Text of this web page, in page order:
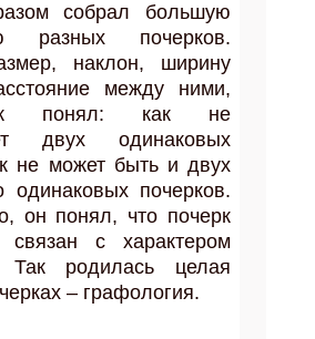
собрал большую
разных почерков.
наклон, ширину
между ними,
понял: как не
двух одинаковых
не может быть и двух
одинаковых почерков.
он понял, что почерк
связан с характером
Так родилась целая
– графология.